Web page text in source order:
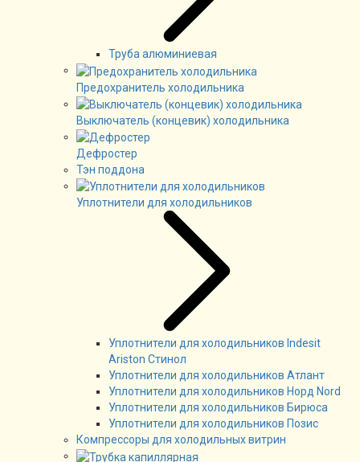
Труба алюминиевая
Предохранитель холодильника
Выключатель (концевик) холодильника
Дефростер
Тэн поддона
Уплотнители для холодильников
Уплотнители для холодильников Indesit
Ariston Стинол
Уплотнители для холодильников Атлант
Уплотнители для холодильников Норд Nord
Уплотнители для холодильников Бирюса
Уплотнители для холодильников Позис
Компрессоры для холодильных витрин